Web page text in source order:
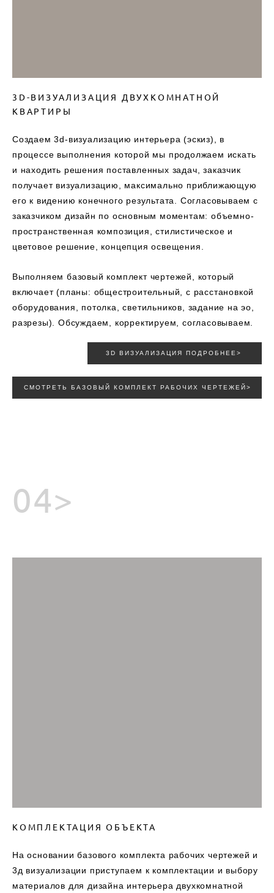
3D-ВИЗУАЛИЗАЦИЯ ДВУХКОМНАТНОЙ
КВАРТИРЫ
Создаем 3d-визуализацию интерьера (эскиз), в
процессе выполнения которой мы продолжаем искать
и находить решения поставленных задач, заказчик
получает визуализацию, максимально приближающую
его к видению конечного результата. Согласовываем с
заказчиком дизайн по основным моментам: объемно-
пространственная композиция, стилистическое и
цветовое решение, концепция освещения.
Выполняем базовый комплект чертежей, который
включает (планы: общестроительный, с расстановкой
оборудования, потолка, светильников, задание на эо,
разрезы). Обсуждаем, корректируем, согласовываем.
3D ВИЗУАЛИЗАЦИЯ ПОДРОБНЕЕ>
СМОТРЕТЬ БАЗОВЫЙ КОМПЛЕКТ РАБОЧИХ ЧЕРТЕЖЕЙ>
04>
КОМПЛЕКТАЦИЯ ОБЪЕКТА
На основании базового комплекта рабочих чертежей и
3д визуализации приступаем к комплектации и выбору
материалов для дизайна интерьера двухкомнатной